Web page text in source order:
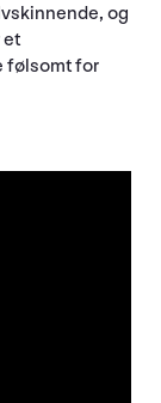
og
et
følsomt for